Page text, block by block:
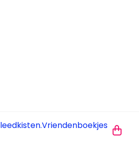
Vriendenboekjes